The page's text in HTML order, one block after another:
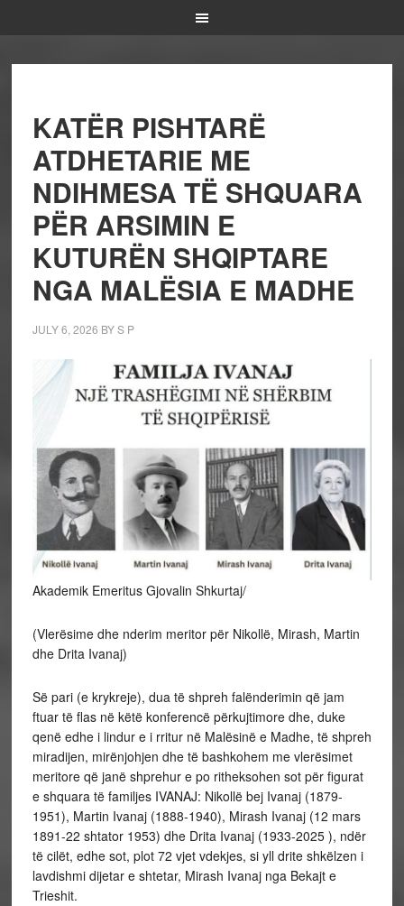
KATËR PISHTARË
ATDHETARIE ME
NDIHMESA TË SHQUARA
PËR ARSIMIN E
KUTURËN SHQIPTARE
NGA MALËSIA E MADHE
JULY 6, 2026 BYS P
Akademik Emeritus Gjovalin Shkurtaj/
(Vlerësime dhe nderim meritor për Nikollë, Mirash, Martin
dhe Drita Ivanaj)
Së pari (e krykreje), dua të shpreh falënderimin që jam
ftuar të flas në këtë konferencë përkujtimore dhe, duke
qenë edhe i lindur e i rritur në Malësinë e Madhe, të shpreh
miradijen, mirënjohjen dhe të bashkohem me vlerësimet
meritore që janë shprehur e po ritheksohen sot për figurat
e shquara të familjes IVANAJ: Nikollë bej Ivanaj (1879-
1951), Martin Ivanaj (1888-1940), Mirash Ivanaj (12 mars
1891-22 shtator 1953) dhe Drita Ivanaj (1933-2025 ), ndër
të cilët, edhe sot, plot 72 vjet vdekjes, si yll drite shkëlzen i
lavdishmi dijetar e shtetar, Mirash Ivanaj nga Bekajt e
Trieshit.